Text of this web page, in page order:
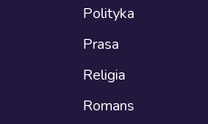
Polityka
Prasa
Religia
Romans